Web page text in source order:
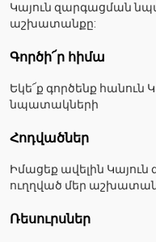
Կայուն զարգացման
աշխատանքը:
Գործի՜ր հիմա
Եկե՜ք գործենք հանուն
նպատակների
Հոդվածներ
Իմացեք ավելին
ուղղված մեր
Ռեսուրսներ